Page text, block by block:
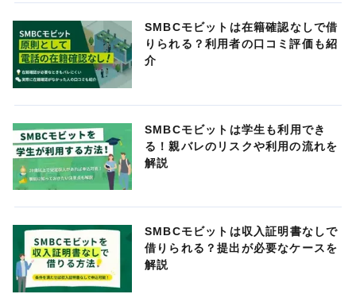
SMBCモビットは在籍確認なしで借
りられる？利用者の口コミ評価も紹
介
SMBCモビットは学生も利用でき
る！親バレのリスクや利用の流れを
解説
SMBCモビットは収入証明書なしで
借りられる？提出が必要なケースを
解説